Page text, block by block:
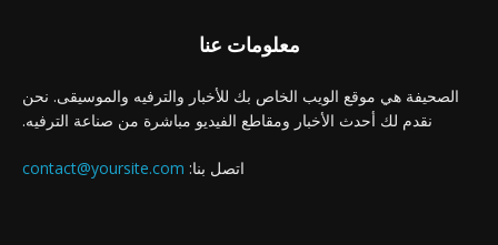
معلومات عنا
الصحيفة هي موقع الويب الخاص بك للأخبار والترفيه والموسيقى. نحن
نقدم لك أحدث الأخبار ومقاطع الفيديو مباشرة من صناعة الترفيه.
اتصل بنا: contact@yoursite.com